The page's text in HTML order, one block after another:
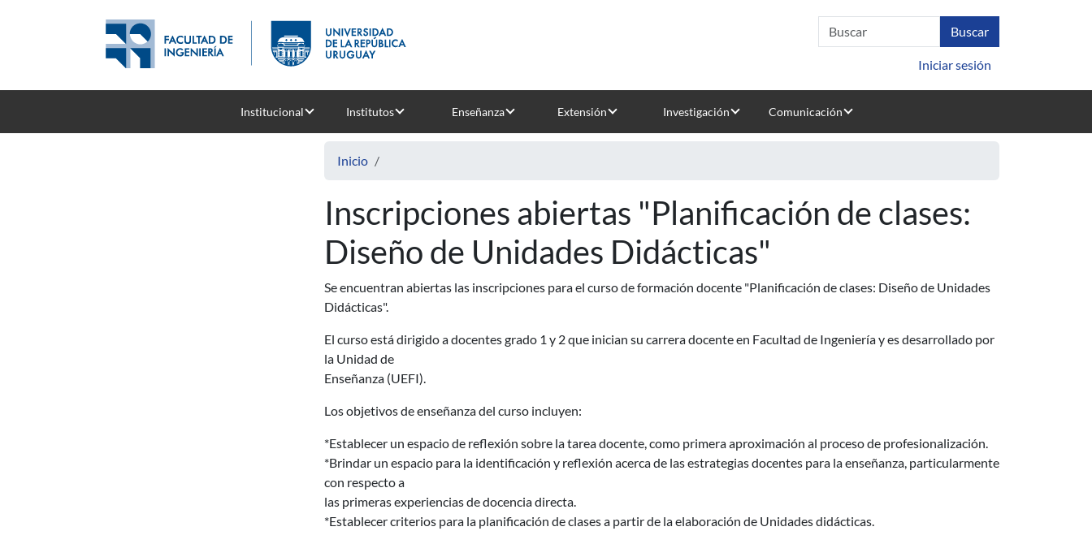
Iniciar sesión
Institucional Institutos Enseñanza Extensión Investigación Comunicación
Inicio
Inscripciones abiertas "Planificación de clases:
Diseño de Unidades Didácticas"
Se encuentran abiertas las inscripciones para el curso de formación docente "Planificación de clases: Diseño de Unidades
Didácticas".
El curso está dirigido a docentes grado 1 y 2 que inician su carrera docente en Facultad de Ingeniería y es desarrollado por
la Unidad de
Enseñanza (UEFI).
Los objetivos de enseñanza del curso incluyen:
*Establecer un espacio de reflexión sobre la tarea docente, como primera aproximación al proceso de profesionalización.
*Brindar un espacio para la identificación y reflexión acerca de las estrategias docentes para la enseñanza, particularmente
con respecto a
las primeras experiencias de docencia directa.
*Establecer criterios para la planificación de clases a partir de la elaboración de Unidades didácticas.